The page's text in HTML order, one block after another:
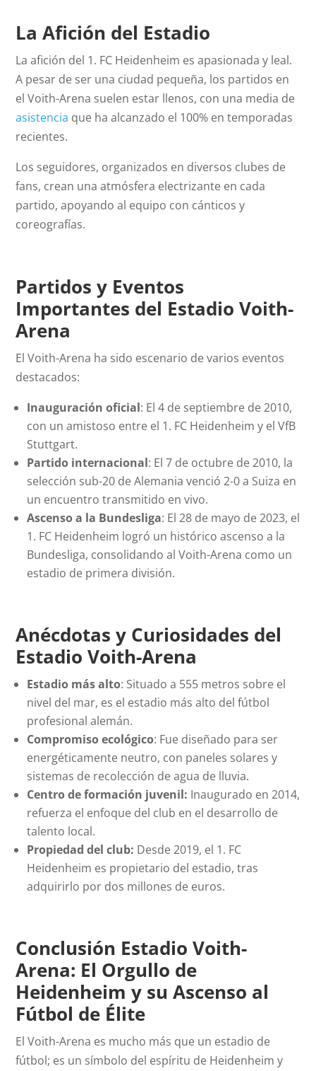
La Afición del Estadio
La afición del 1. FC Heidenheim es apasionada y leal.
A pesar de ser una ciudad pequeña, los partidos en
el Voith-Arena suelen estar llenos, con una media de
asistencia que ha alcanzado el 100% en temporadas
recientes.
Los seguidores, organizados en diversos clubes de
fans, crean una atmósfera electrizante en cada
partido, apoyando al equipo con cánticos y
coreografías.
Partidos y Eventos
Importantes del Estadio Voith-
Arena
El Voith-Arena ha sido escenario de varios eventos
destacados:
Inauguración oficial: El 4 de septiembre de 2010,
con un amistoso entre el 1. FC Heidenheim y el VfB
Stuttgart.
Partido internacional: El 7 de octubre de 2010, la
selección sub-20 de Alemania venció 2-0 a Suiza en
un encuentro transmitido en vivo.
Ascenso a la Bundesliga: El 28 de mayo de 2023, el
1. FC Heidenheim logró un histórico ascenso a la
Bundesliga, consolidando al Voith-Arena como un
estadio de primera división.
Anécdotas y Curiosidades del
Estadio Voith-Arena
Estadio más alto: Situado a 555 metros sobre el
nivel del mar, es el estadio más alto del fútbol
profesional alemán.
Compromiso ecológico: Fue diseñado para ser
energéticamente neutro, con paneles solares y
sistemas de recolección de agua de lluvia.
Centro de formación juvenil: Inaugurado en 2014,
refuerza el enfoque del club en el desarrollo de
talento local.
Propiedad del club: Desde 2019, el 1. FC
Heidenheim es propietario del estadio, tras
adquirirlo por dos millones de euros.
Conclusión Estadio Voith-
Arena: El Orgullo de
Heidenheim y su Ascenso al
Fútbol de Élite
El Voith-Arena es mucho más que un estadio de
fútbol; es un símbolo del espíritu de Heidenheim y